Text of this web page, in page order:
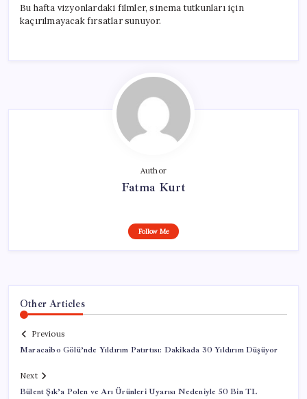
Bu hafta vizyonlardaki filmler, sinema tutkunları için
kaçırılmayacak fırsatlar sunuyor.
Author
Fatma Kurt
Follow Me
Other Articles
Previous
Maracaibo Gölü’nde Yıldırım Patırtısı: Dakikada 30 Yıldırım Düşüyor
Next
Bülent Şık’a Polen ve Arı Ürünleri Uyarısı Nedeniyle 50 Bin TL